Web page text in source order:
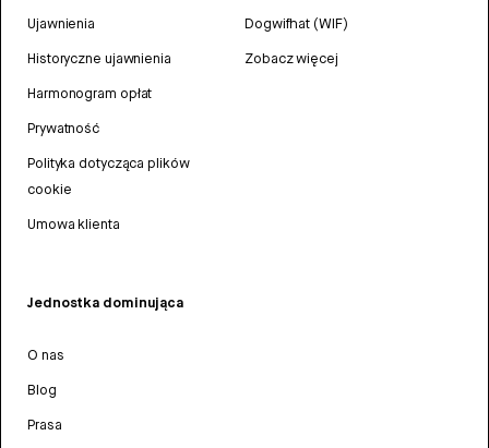
Ujawnienia
Historyczne ujawnienia
Harmonogram opłat
Prywatność
Polityka dotycząca plików
cookie
Umowa klienta
Dogwifhat (WIF)
Zobacz więcej
Jednostka dominująca
O nas
Blog
Prasa